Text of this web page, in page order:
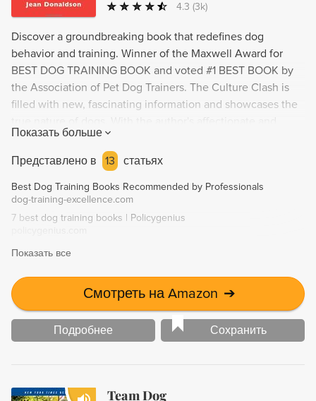
4.3 (3k)
Discover a groundbreaking book that redefines dog
behavior and training. Winner of the Maxwell Award for
BEST DOG TRAINING BOOK and voted #1 BEST BOOK by
the Association of Pet Dog Trainers. The Culture Clash is
filled with new, fascinating information and showcases the
insightful approach, this book is a must-read for anyone
who loves and cares for their furry best friends.
Показать больше
Представлено в
13 статьях
Best Dog Training Books Recommended by Professionals
dog-training-excellence.com
7 best dog training books | Policygenius
Показать все
Смотреть на Amazon ➔
Подробнее Сохранить
Team Dog